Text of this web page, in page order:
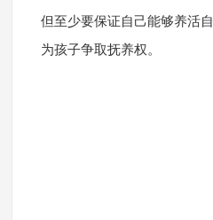
但至少要保证自己能够养活
为孩子争取抚养权。